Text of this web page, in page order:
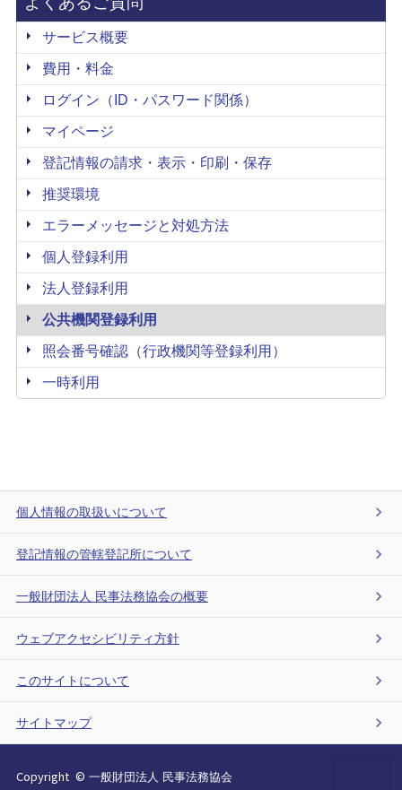
サービス概要
費用・料金
ログイン（ID・パスワード関係）
マイページ
登記情報の請求・表示・印刷・保存
推奨環境
エラーメッセージと対処方法
個人登録利用
法人登録利用
公共機関登録利用
照会番号確認（行政機関等登録利用）
一時利用
個人情報の取扱いについて
登記情報の管轄登記所について
一般財団法人 民事法務協会の概要
ウェブアクセシビリティ方針
このサイトについて
サイトマップ
Copyright © 一般財団法人 民事法務協会